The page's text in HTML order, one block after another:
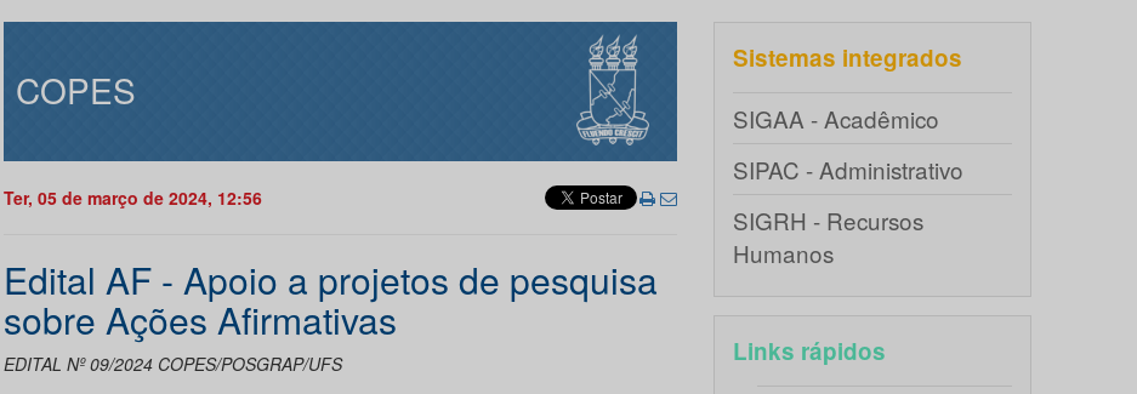
COPES
Ter, 05 de março de 2024, 12:56
Edital AF - Apoio a projetos de pesquisa
sobre Ações Afirmativas
EDITAL Nº 09/2024 COPES/POSGRAP/UFS
Sistemas integrados
SIGAA - Acadêmico
SIPAC - Administrativo
SIGRH - Recursos
Humanos
Links rápidos